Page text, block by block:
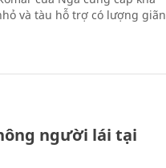
và tàu hỗ trợ có lượng giãn
người lái tại